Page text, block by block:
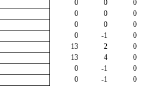
0 0
0
0 0
0
0 0
0
0 -1
0
13 2
0
13 4
0
0 -1
0
0 -1
0